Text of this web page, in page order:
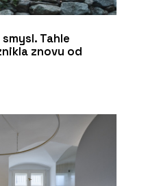
Tahle
znovu od